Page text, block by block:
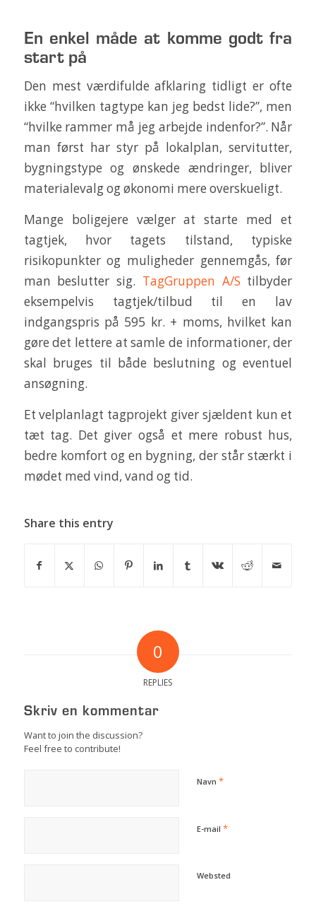
En enkel måde at komme godt fra
start på
Den mest værdifulde afklaring tidligt er ofte
ikke “hvilken tagtype kan jeg bedst lide?”, men
“hvilke rammer må jeg arbejde indenfor?”. Når
man først har styr på lokalplan, servitutter,
bygningstype og ønskede ændringer, bliver
materialevalg og økonomi mere overskueligt.
Mange boligejere vælger at starte med et
tagtjek, hvor tagets tilstand, typiske
risikopunkter og muligheder gennemgås, før
man beslutter sig. TagGruppen A/S tilbyder
eksempelvis tagtjek/tilbud til en lav
indgangspris på 595 kr. + moms, hvilket kan
gøre det lettere at samle de informationer, der
skal bruges til både beslutning og eventuel
ansøgning.
Et velplanlagt tagprojekt giver sjældent kun et
tæt tag. Det giver også et mere robust hus,
bedre komfort og en bygning, der står stærkt i
mødet med vind, vand og tid.
Share this entry
0
REPLIES
Skriv en kommentar
Want to join the discussion?
Feel free to contribute!
Navn *
E-mail *
Websted